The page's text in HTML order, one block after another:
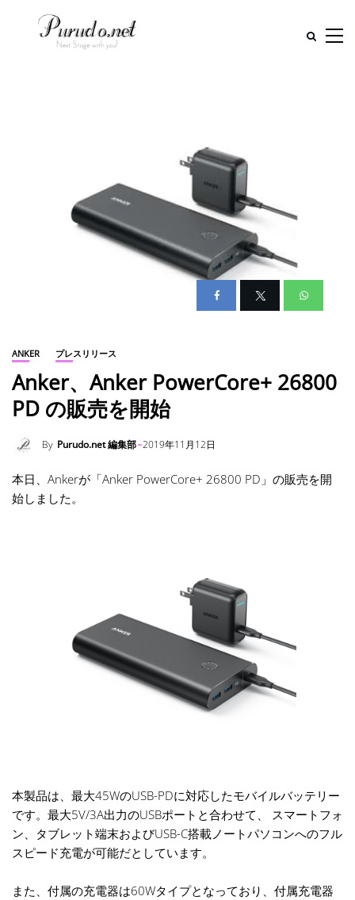
ANKER プレスリリース
Anker、Anker PowerCore+ 26800
PD の販売を開始
By Purudo.net 編集部 2019年11月12日
本日、Ankerが「Anker PowerCore+ 26800 PD」の販売を開
始しました。
本製品は、最大45WのUSB-PDに対応したモバイルバッテリー
です。最大5V/3A出力のUSBポートと合わせて、 スマートフォ
ン、タブレット端末およびUSB-C搭載ノートパソコンへのフル
スピード充電が可能だとしています。
また、付属の充電器は60Wタイプとなっており、付属充電器